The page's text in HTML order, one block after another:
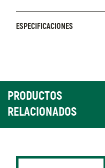
ESPECIFICACIONES
PRODUCTOS
RELACIONADOS